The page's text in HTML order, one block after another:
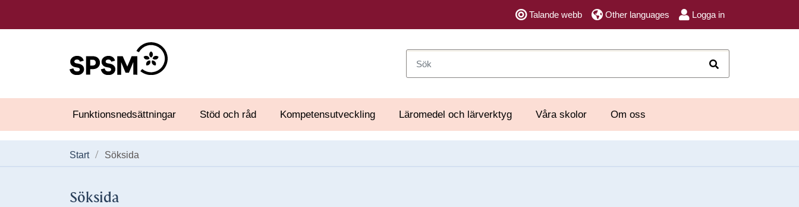
Talande webb Other languages Logga in
Funktionsnedsättningar Stöd och råd Kompetensutveckling Läromedel och lärverktyg Våra skolor Om oss
Start Söksida
Söksida